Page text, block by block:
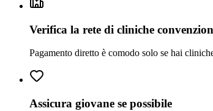
Verifica la rete di cliniche
Pagamento diretto è comodo solo se hai
Assicura giovane se possibile